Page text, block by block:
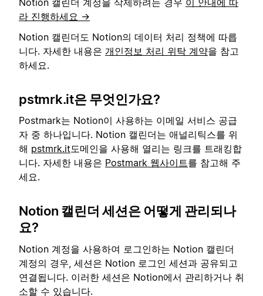
Notion 캘린더 계정을 삭제하려는 경우 이 안내에 따
라 진행하세요 →
Notion 캘린더도 Notion의 데이터 처리 정책에 따릅
니다. 자세한 내용은 개인정보 처리 위탁 계약을 참고
하세요.
pstmrk.it은 무엇인가요?
Postmark는 Notion이 사용하는 이메일 서비스 공급
자 중 하나입니다. Notion 캘린더는 애널리틱스를 위
해 pstmrk.it도메인을 사용해 열리는 링크를 트래킹합
니다. 자세한 내용은 Postmark 웹사이트를 참고해 주
세요.
Notion 캘린더 세션은 어떻게 관리되나
요?
Notion 계정을 사용하여 로그인하는 Notion 캘린더
계정의 경우, 세션은 Notion 로그인 세션과 공유되고
연결됩니다. 이러한 세션은 Notion에서 관리하거나 취
소할 수 있습니다.